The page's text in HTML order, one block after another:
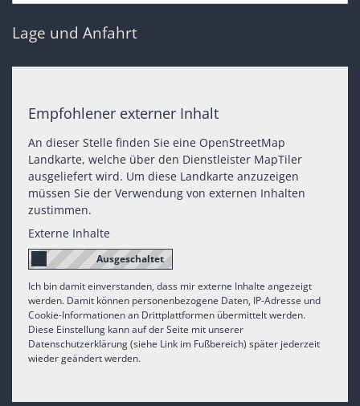
Lage und Anfahrt
Empfohlener externer Inhalt
An dieser Stelle finden Sie eine OpenStreetMap
Landkarte, welche über den Dienstleister MapTiler
ausgeliefert wird. Um diese Landkarte anzuzeigen
müssen Sie der Verwendung von externen Inhalten
zustimmen.
Externe Inhalte
Ich bin damit einverstanden, dass mir externe Inhalte angezeigt
werden. Damit können personenbezogene Daten, IP-Adresse und
Cookie-Informationen an Drittplattformen übermittelt werden.
Diese Einstellung kann auf der Seite mit unserer
Datenschutzerklärung (siehe Link im Fußbereich) später jederzeit
wieder geändert werden.